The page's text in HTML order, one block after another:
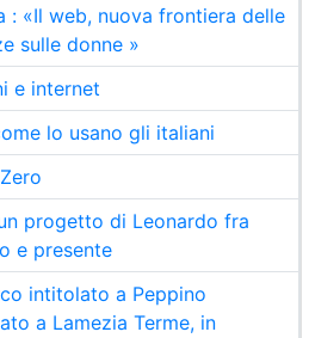
: «Il web, nuova frontiera delle
sulle donne »
e internet
lo usano gli italiani
progetto di Leonardo fra
e presente
intitolato a Peppino
a Lamezia Terme, in